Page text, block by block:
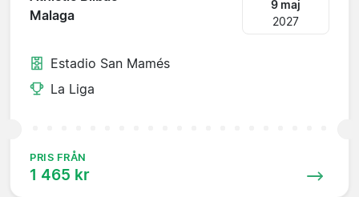
Malaga
9 maj
2027
Estadio San Mamés
La Liga
PRIS FRÅN
1 465 kr